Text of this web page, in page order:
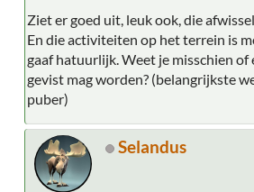
Ziet er goed uit, leuk ook, die
En die activiteiten op het terrein is
gaaf hatuurlijk. Weet je misschien of
gevist mag worden? (belangrijkste
puber)
Selandus